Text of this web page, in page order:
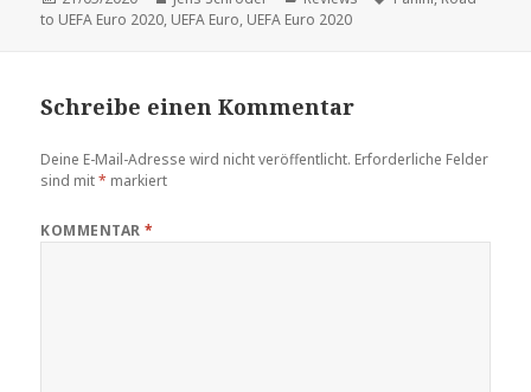
am
to UEFA Euro 2020, UEFA Euro, UEFA Euro 2020
Schreibe einen Kommentar
Deine E-Mail-Adresse wird nicht veröffentlicht. Erforderliche Felder
sind mit* markiert
KOMMENTAR*